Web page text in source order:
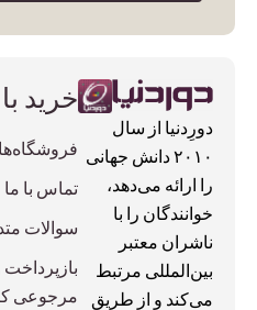
دورِدنیا از سال
۲۰۱۰ دانش جهانی
را ارائه می‌دهد،
خوانندگان را با
ناشران معتبر
بین‌المللی مرتبط
می‌کند و از طریق
خرید
تماس با ما
سوالات
بازپرداخت
مرجوعی